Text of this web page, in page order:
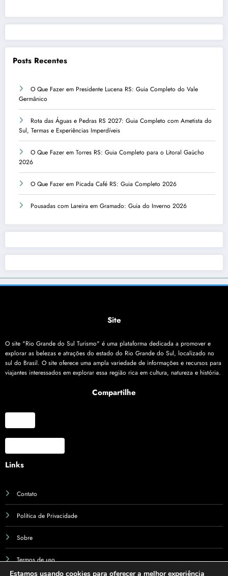
Posts Recentes
O Que Fazer em Presidente Lucena RS: Guia Completo do Vale
Germânico
Rota das Águas e Pedras RS 2027: Guia Completo com Ametista do
Sul, Termas e Experiências Imperdíveis
O Que Fazer em Torres RS: Guia Completo para o Litoral Gaúcho
2026
O Que Fazer em Picada Café RS: Guia Completo 2026
Pousadas com Lareira em Gramado: Guia do Inverno 2026
Site
O site "Rio Grande do Sul Turismo" é uma plataforma dedicada a promover e
explorar as belezas e atrações do estado do Rio Grande do Sul, localizado no
sul do Brasil. O site oferece uma ampla variedade de informações e recursos para
viajantes interessados em explorar essa região rica em cultura, natureza e história.
Compartilhe
Links
Contato
Política de Privacidade
Sobre
Termos de uso
Estamos usando cookies para oferecer a melhor experiência